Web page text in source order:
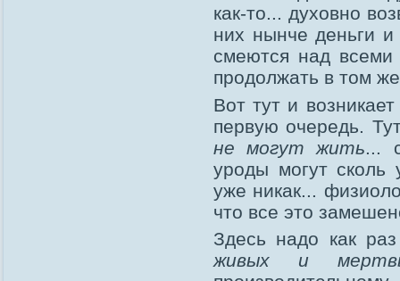
как-то... духовно
них нынче деньги
смеются над
продолжать в том
Вот тут и
первую очередь.
не могут жить ...
уроды могут
уже никак...
что все это
Здесь надо как
живых и